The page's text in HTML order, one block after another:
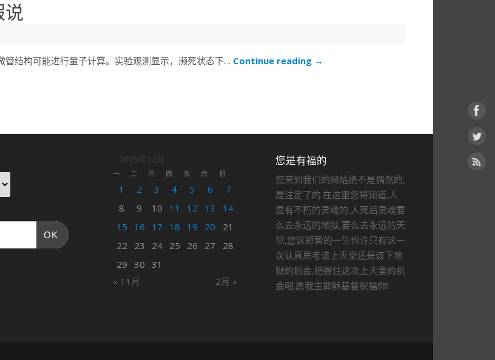
说
结构可能进行量子计算。实验观测显示，濒死状态下… Continue reading →
OK
一 二 三 四 五 六 日
« 11月 2月 »
1 2 3 4 5 6
7
8
9 10 11 12 13
14
15
16 17 18 19 20
21
22
23 24 25 26 27
28
29 30 31
您是有福的
您来到我们的网站绝不是偶然的,
是注定了的.在这里您将知道,人
是有不朽的灵魂的,人死后灵魂要
么去永远的地狱,要么去永远的天
堂,您这短暂的一生也许只有这一
次认真思考该上天堂还是该下地
狱的机会,把握住这次上天堂的机
会吧.愿我主耶稣基督祝福你!